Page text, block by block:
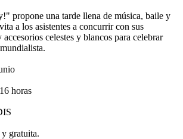
propone una tarde llena de música, baile y
a los asistentes a concurrir con sus
accesorios celestes y blancos para celebrar
horas
gratuita.